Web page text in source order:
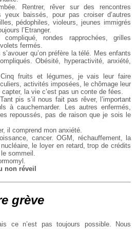
Rentrer, rêver sur des rencontres
yeux baissés, pour pas croiser d’autres
pédophiles, violeurs, jeunes immigrés
l’Etranger.
rondes rapprochées, grilles
fermés.
qu’on préfère la télé. Mes enfants
Obésité, hyperactivité, anxiété,
fruits et légumes, je vais leur faire
activités imposées, le chômage leur
la vie c’est pas un conte de fées.
pis s’il nous fait pas rêver, l’important
à cauchemarder. Les autres enfermés,
repoussés, pas de raison que je sois le
il comprend mon anxiété.
cancer. OGM, réchauffement, la
le loyer en retard, trop de crédits
sommeil.
non réveil
grève
ce n’est pas toujours possible. Nous